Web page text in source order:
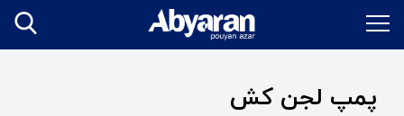
پمپ لجن کش